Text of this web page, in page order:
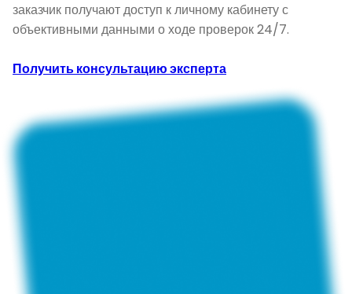
заказчик получают доступ к личному кабинету с
объективными данными о ходе проверок 24/7.
Получить консультацию эксперта